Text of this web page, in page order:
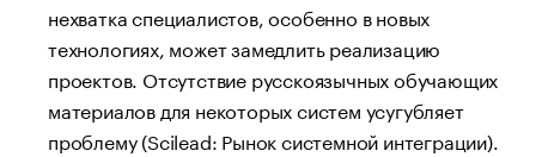
нехватка специалистов, особенно в новых
технологиях, может замедлить реализацию
проектов. Отсутствие русскоязычных обучающих
материалов для некоторых систем усугубляет
проблему (Scilead: Рынок системной интеграции).